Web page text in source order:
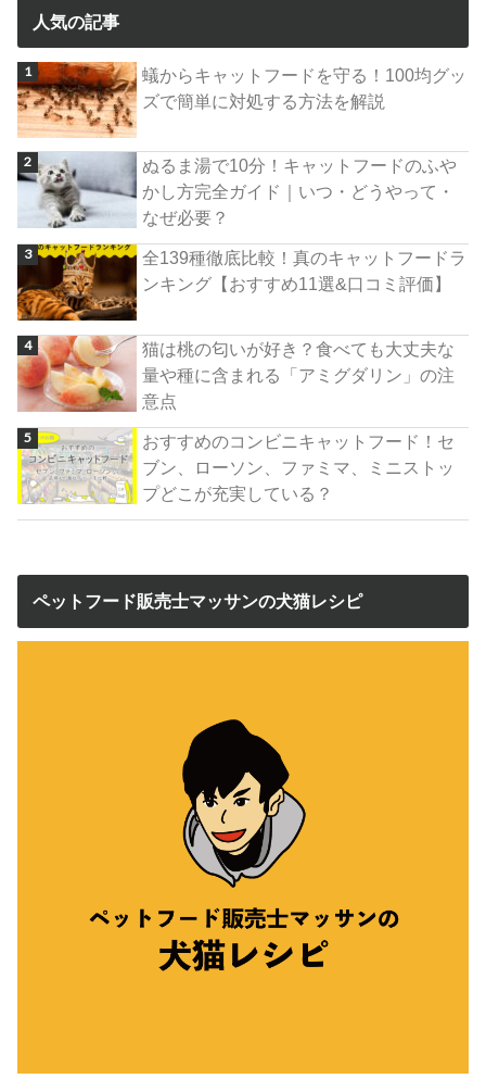
人気の記事
蟻からキャットフードを守る！100均グッ
ズで簡単に対処する方法を解説
ぬるま湯で10分！キャットフードのふや
かし方完全ガイド｜いつ・どうやって・
なぜ必要？
全139種徹底比較！真のキャットフードラ
ンキング【おすすめ11選&口コミ評価】
猫は桃の匂いが好き？食べても大丈夫な
量や種に含まれる「アミグダリン」の注
意点
おすすめのコンビニキャットフード！セ
ブン、ローソン、ファミマ、ミニストッ
プどこが充実している？
ペットフード販売士マッサンの犬猫レシピ